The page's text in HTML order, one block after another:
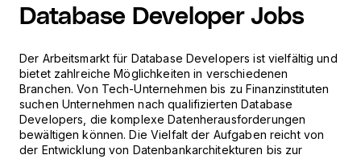
Database Developer Jobs
Der Arbeitsmarkt für Database Developers ist vielfältig und
bietet zahlreiche Möglichkeiten in verschiedenen
Branchen. Von Tech-Unternehmen bis zu Finanzinstituten
suchen Unternehmen nach qualifizierten Database
Developers, die komplexe Datenherausforderungen
bewältigen können. Die Vielfalt der Aufgaben reicht von
der Entwicklung von Datenbankarchitekturen bis zur